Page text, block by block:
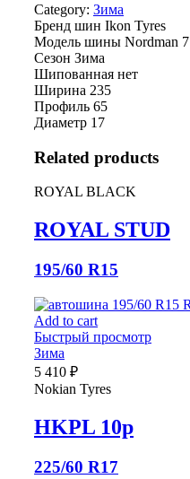
Category: Зима
Бренд шин Ikon Tyres
Модель шины Nordman 7
Сезон Зима
Шипованная нет
Ширина 235
Профиль 65
Диаметр 17
Related products
ROYAL BLACK
ROYAL STUD
195/60 R15
Add to cart
Быстрый просмотр
Зима
5 410 ₽
Nokian Tyres
HKPL 10p
225/60 R17